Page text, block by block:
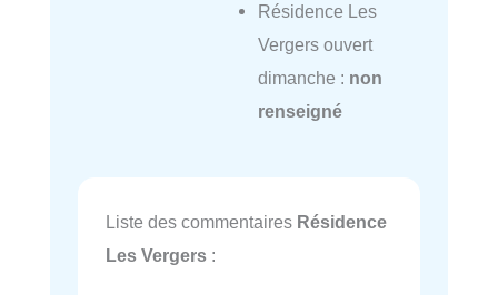
Résidence Les
Vergers ouvert
dimanche : non
renseigné
Liste des commentaires Résidence
Les Vergers :